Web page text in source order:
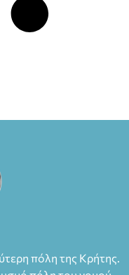
πόλη της Κρήτης.